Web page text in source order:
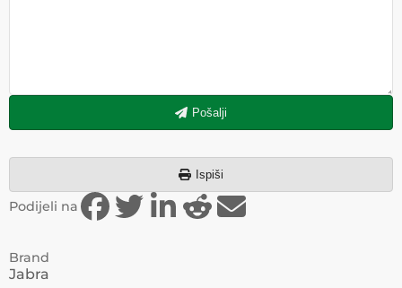
Pošalji
Ispiši
Podijeli na
Brand
Jabra